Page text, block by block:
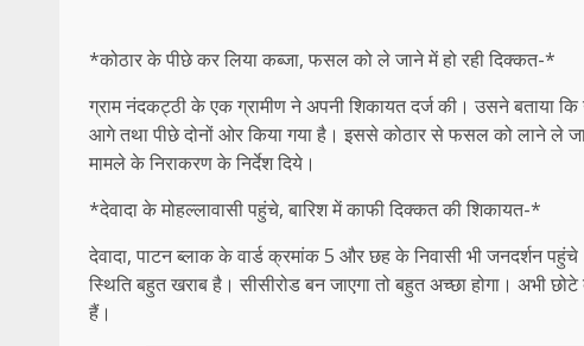
*कोठार के पीछे कर लिया कब्जा, फसल को ले जाने में हो रही दिक्कत-*
ग्राम नंदकट्ठी के एक ग्रामीण ने अपनी शिकायत दर्ज की। उसने बताया
आगे तथा पीछे दोनों ओर किया गया है। इससे कोठार से फसल को लाने ले
मामले के निराकरण के निर्देश दिये।
*देवादा के मोहल्लावासी पहुंचे, बारिश में काफी दिक्कत की शिकायत-*
देवादा, पाटन ब्लाक के वार्ड क्रमांक 5 और छह के निवासी भी जनदर्शन
स्थिति बहुत खराब है। सीसीरोड बन जाएगा तो बहुत अच्छा होगा। अभी
हैं।